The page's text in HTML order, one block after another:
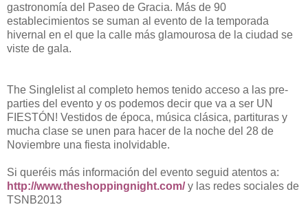
gastronomía del Paseo de Gracia. Más de 90
establecimientos se suman al evento de la temporada
hivernal en el que la calle más glamourosa de la ciudad se
viste de gala.
The Singlelist al completo hemos tenido acceso a las pre-
parties del evento y os podemos decir que va a ser UN
FIESTÓN! Vestidos de época, música clásica, partituras y
mucha clase se unen para hacer de la noche del 28 de
Noviembre una fiesta inolvidable.
Si queréis más información del evento seguid atentos a:
http://www.theshoppingnight.com/y las redes sociales de
TSNB2013